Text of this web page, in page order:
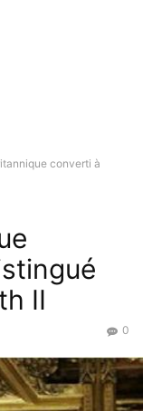
converti à
II
0